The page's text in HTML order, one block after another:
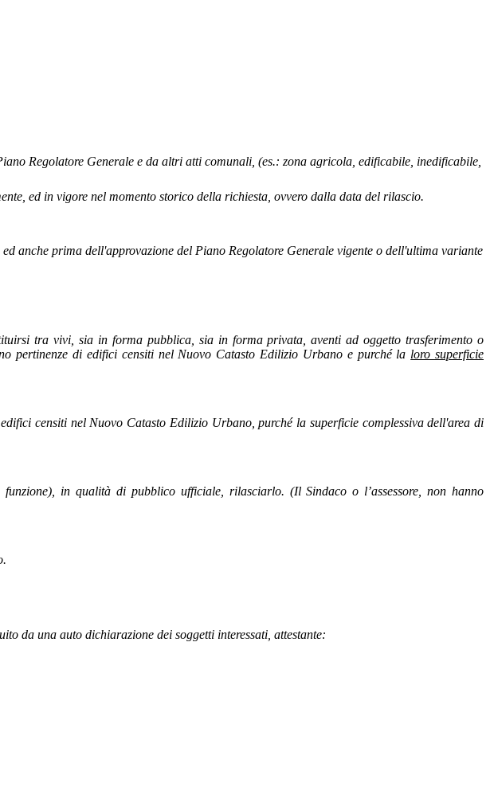
Regolatore Generale e da altri atti comunali, (es.: zona agricola, edificabile, inedificabile,
ed in vigore nel momento storico della richiesta, ovvero dalla data del rilascio.
anche prima dell'approvazione del Piano Regolatore Generale vigente o dell'ultima variante
tra vivi, sia in forma pubblica, sia in forma privata, aventi ad oggetto trasferimento o
pertinenze di edifici censiti nel Nuovo Catasto Edilizio Urbano e purché la loro superficie
censiti nel Nuovo Catasto Edilizio Urbano, purché la superficie complessiva dell'area di
funzione), in qualità di pubblico ufficiale, rilasciarlo. (Il Sindaco o l’assessore, non hanno
da una auto dichiarazione dei soggetti interessati, attestante: